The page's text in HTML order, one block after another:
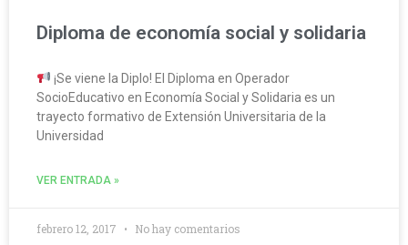
Diploma de economía social y solidaria
¡Se viene la Diplo! El Diploma en Operador
SocioEducativo en Economía Social y Solidaria es un
trayecto formativo de Extensión Universitaria de la
Universidad
VER ENTRADA »
febrero 12, 2017 No hay comentarios